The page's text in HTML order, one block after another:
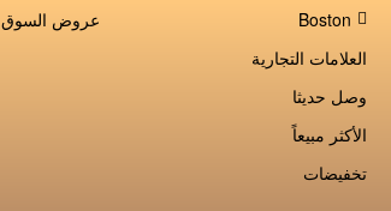
Boston
عروض السوق
العلامات التجارية
وصل حديثا
الأكثر مبيعاً
تخفيضات